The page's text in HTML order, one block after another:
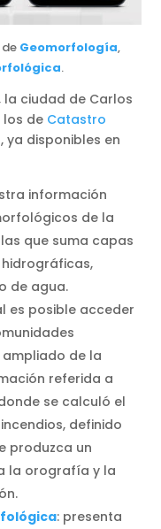
Geomorfología,
.
ciudad de Carlos
los de Catastro
, ya disponibles en
información
de la
que suma capas
de agua.
es posible acceder
de la
referida a
se calculó el
definido
produzca un
la orografía y la
: presenta